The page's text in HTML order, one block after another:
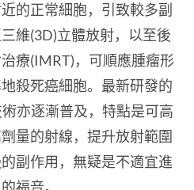
的正常細胞，引致較多副
維(3D)立體放射，以至後
療(IMRT)，可順應腫瘤形
殺死癌細胞。最新研發的
亦逐漸普及，特點是可高
量的射線，提升放射範圍
副作用，無疑是不適宜進